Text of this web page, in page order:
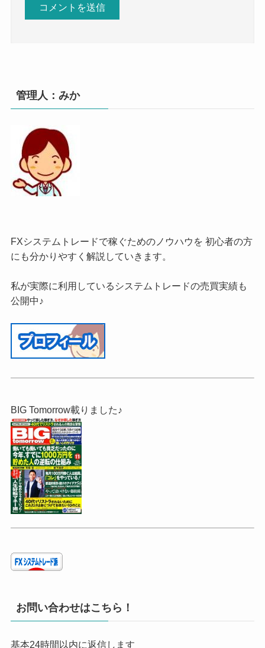
管理人：みか
FXシステムトレードで稼ぐためのノウハウを 初心者の方
にも分かりやすく解説していきます。
私が実際に利用しているシステムトレードの売買実績も
公開中♪
BIG Tomorrow載りました♪
お問い合わせはこちら！
基本24時間以内に返信します